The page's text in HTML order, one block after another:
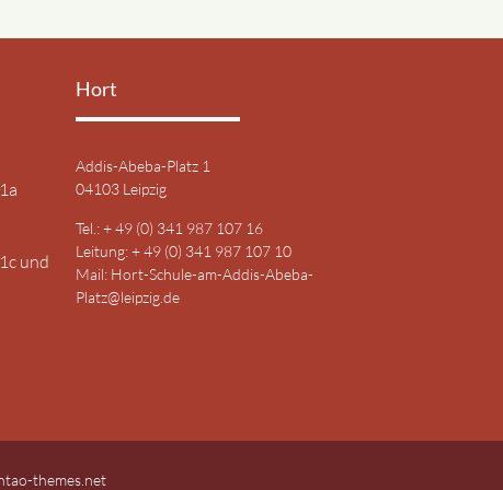
und
Hort
Addis-Abeba-Platz 1
04103 Leipzig
Tel.: + 49 (0) 341 987 107 16
Leitung: + 49 (0) 341 987 107 10
Mail: Hort-Schule-am-Addis-Abeba-
Platz@leipzig.de
themes.net